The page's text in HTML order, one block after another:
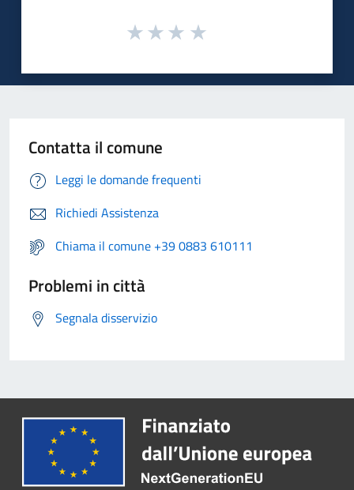
Contatta il comune
Leggi le domande frequenti
Richiedi Assistenza
Chiama il comune +39 0883 610111
Problemi in città
Segnala disservizio